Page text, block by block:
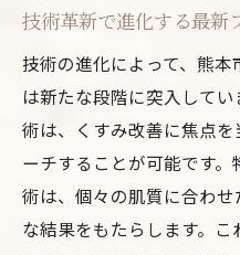
技術革新で進化する最新
技術の進化によって、熊
は新たな段階に突入して
術は、くすみ改善に焦点
ーチすることが可能です
術は、個々の肌質に合わ
な結果をもたらします。